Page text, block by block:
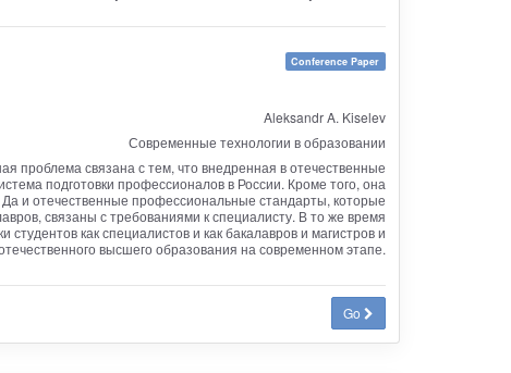
Conference Paper
Aleksandr A. Kiselev
Современные технологии в образовании
проблема связана с тем, что внедренная в отечественные
подготовки профессионалов в России. Кроме того, она
и отечественные профессиональные стандарты, которые
связаны с требованиями к специалисту. В то же время
студентов как специалистов и как бакалавров и магистров и
высшего образования на современном этапе.
Go